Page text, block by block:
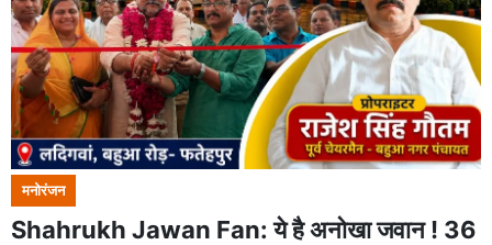
मनोरंजन
Shahrukh Jawan Fan: ये है अनोखा जवान ! 36